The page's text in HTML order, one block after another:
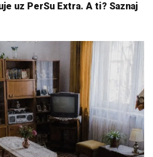
uz PerSu Extra. A ti? Saznaj